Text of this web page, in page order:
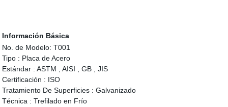
Información Básica
No. de Modelo: T001
Tipo : Placa de Acero
Estándar : ASTM , AISI , GB , JIS
Certificación : ISO
Tratamiento De Superficies : Galvanizado
Técnica : Trefilado en Frío